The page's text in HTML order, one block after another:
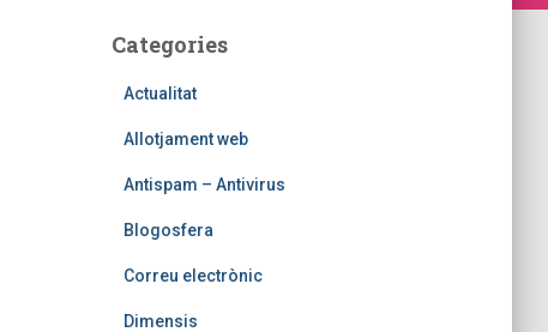
Categories
Actualitat
Allotjament web
Antispam – Antivirus
Blogosfera
Correu electrònic
Dimensis